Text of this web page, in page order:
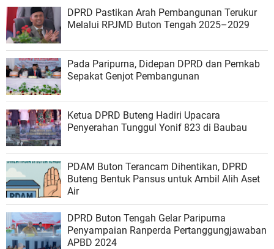
DPRD Pastikan Arah Pembangunan Terukur
Melalui RPJMD Buton Tengah 2025–2029
Pada Paripurna, Didepan DPRD dan Pemkab
Sepakat Genjot Pembangunan
Ketua DPRD Buteng Hadiri Upacara
Penyerahan Tunggul Yonif 823 di Baubau
PDAM Buton Terancam Dihentikan, DPRD
Buteng Bentuk Pansus untuk Ambil Alih Aset
Air
DPRD Buton Tengah Gelar Paripurna
Penyampaian Ranperda Pertanggungjawaban
APBD 2024